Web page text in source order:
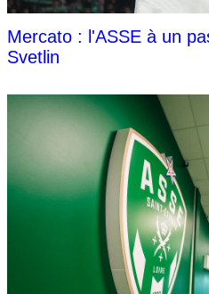
Mercato : l'ASSE à un
Svetlin